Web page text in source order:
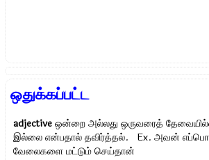
ஒதுக்கப்பட்ட
adjective ஒன்றை அல்லது ஒருவரைத்
இல்லை என்பதால் தவிர்த்தல். Ex.அவன்
வேலைகளை மட்டும் செய்தான்